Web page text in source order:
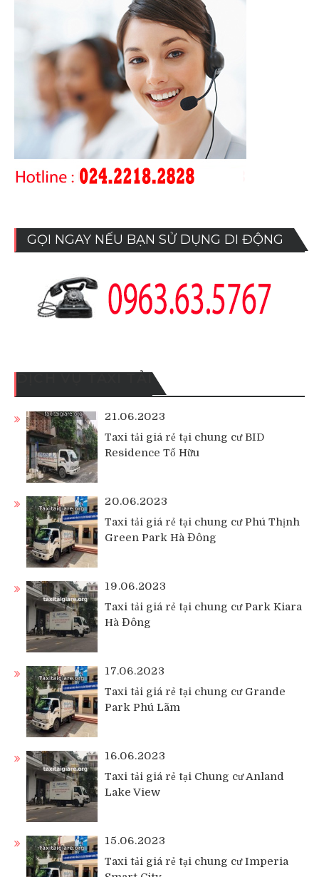
GỌI NGAY NẾU BẠN SỬ DỤNG DI ĐỘNG
21.06.2023
Taxi tải giá rẻ tại chung cư BID
Residence Tố Hữu
20.06.2023
Taxi tải giá rẻ tại chung cư Phú Thịnh
Green Park Hà Đông
19.06.2023
Taxi tải giá rẻ tại chung cư Park Kiara
Hà Đông
17.06.2023
Taxi tải giá rẻ tại chung cư Grande
Park Phú Lãm
16.06.2023
Taxi tải giá rẻ tại Chung cư Anland
Lake View
15.06.2023
Taxi tải giá rẻ tại chung cư Imperia